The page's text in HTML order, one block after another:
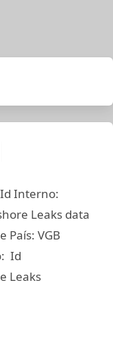
Id Interno:
Leaks data
País: VGB
Id
Leaks